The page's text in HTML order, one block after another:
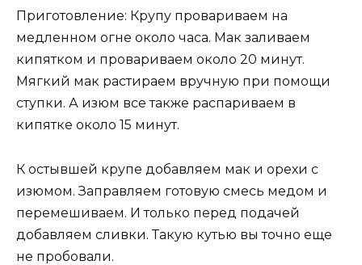
Приготовление: Крупу провариваем на
медленном огне около часа. Мак заливаем
кипятком и провариваем около 20 минут.
Мягкий мак растираем вручную при помощи
ступки. А изюм все также распариваем в
кипятке около 15 минут.
К остывшей крупе добавляем мак и орехи с
изюмом. Заправляем готовую смесь медом и
перемешиваем. И только перед подачей
добавляем сливки. Такую кутью вы точно еще
не пробовали.